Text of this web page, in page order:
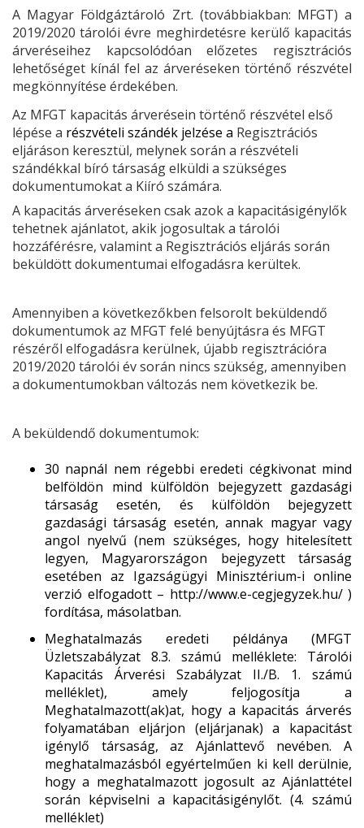
A Magyar Földgáztároló Zrt. (továbbiakban: MFGT) a
2019/2020 tárolói évre meghirdetésre kerülő kapacitás
árveréseihez kapcsolódóan előzetes regisztrációs
lehetőséget kínál fel az árveréseken történő részvétel
megkönnyítése érdekében.
Az MFGT kapacitás árverésein történő részvétel első
lépése a részvételi szándék jelzése a Regisztrációs
eljáráson keresztül, melynek során a részvételi
szándékkal bíró társaságelküldi a szükséges
dokumentumokat a Kiíró számára.
A kapacitás árveréseken csak azok a kapacitásigénylők
tehetnek ajánlatot, akik jogosultak a tárolói
hozzáférésre, valamint a Regisztrációs eljárás során
beküldött dokumentumai elfogadásra kerültek.
Amennyiben a következőkben felsorolt beküldendő
dokumentumok az MFGT felé benyújtásra és MFGT
részéről elfogadásra kerülnek, újabb regisztrációra
2019/2020 tárolói év során nincs szükség, amennyiben
a dokumentumokban változás nem következik be.
A beküldendő dokumentumok:
30 napnál nem régebbi eredeti cégkivonat mind
belföldön mind külföldön bejegyzett gazdasági
társaság esetén, és külföldön bejegyzett
gazdasági társaság esetén, annak magyar vagy
angol nyelvű (nem szükséges, hogy hitelesített
legyen, Magyarországon bejegyzett társaság
esetében az Igazságügyi Minisztérium-i online
verzió elfogadott – http://www.e-cegjegyzek.hu/ )
fordítása, másolatban.
Meghatalmazás eredeti példánya (MFGT
Üzletszabályzat 8.3. számú melléklete: Tárolói
Kapacitás Árverési Szabályzat II./B. 1. számú
melléklet), amely feljogosítja a
Meghatalmazott(ak)at, hogy a kapacitás árverés
folyamatában eljárjon (eljárjanak) a kapacitást
igénylő társaság, az Ajánlattevő nevében. A
meghatalmazásból egyértelműen ki kell derülnie,
hogy a meghatalmazott jogosult az Ajánlattétel
során képviselni a kapacitásigénylőt. (4. számú
melléklet)